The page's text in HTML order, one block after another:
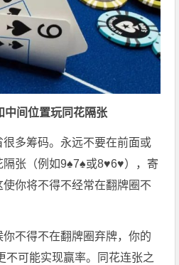
中间位置玩同花隔张
多筹码。永远不要在前面或
张（例如9♠7♠或8♥6♥），寄
你将不得不经常在翻牌圈不
不得不在翻牌圈弃牌，你的
不可能实现赢率。同花连张之